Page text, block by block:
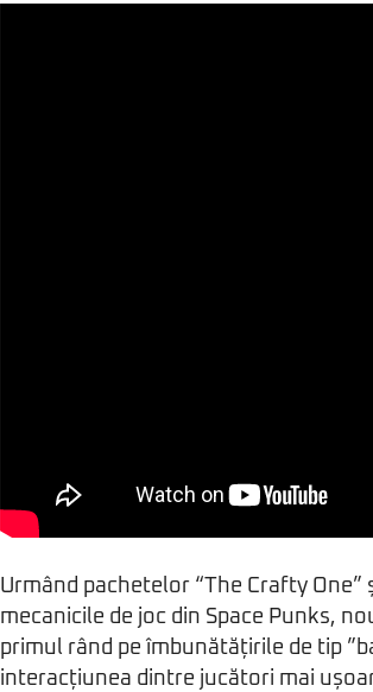
Urmând pachetelor “The Crafty One”
mecanicile de joc din Space Punks,
primul rând pe îmbunătățirile de tip
interacțiunea dintre jucători mai